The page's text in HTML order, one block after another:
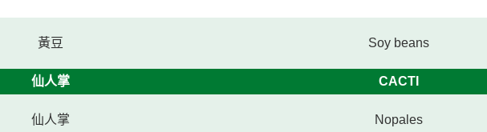
黃豆 Soy beans
仙人掌 CACTI
仙人掌 Nopales